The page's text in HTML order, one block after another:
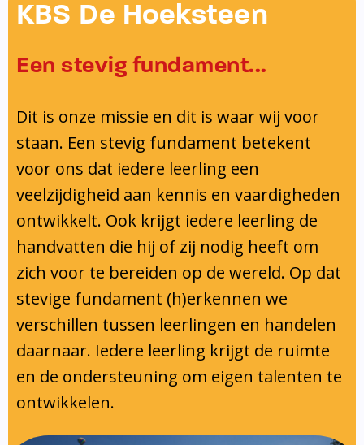
Onderwijsinspectie
KBS De Hoeksteen
Een stevig fundament...
Dit is onze missie en dit is waar wij voor
staan. Een stevig fundament betekent
voor ons dat iedere leerling een
veelzijdigheid aan kennis en vaardigheden
ontwikkelt. Ook krijgt iedere leerling de
handvatten die hij of zij nodig heeft om
zich voor te bereiden op de wereld. Op dat
stevige fundament (h)erkennen we
verschillen tussen leerlingen en handelen
daarnaar. Iedere leerling krijgt de ruimte
en de ondersteuning om eigen talenten te
ontwikkelen.